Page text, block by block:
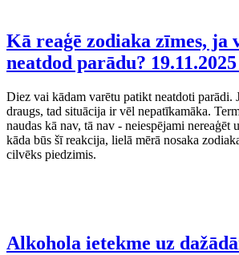
Kā reaģē zodiaka zīmes, ja
neatdod parādu?
Diez vai kādam varētu patikt neatdoti parādi.
draugs, tad situācija ir vēl nepatīkamāka.
naudas kā nav, tā nav - neiespējami nereaģēt
kāda būs šī reakcija, lielā mērā nosaka
cilvēks piedzimis.
Alkohola ietekme uz